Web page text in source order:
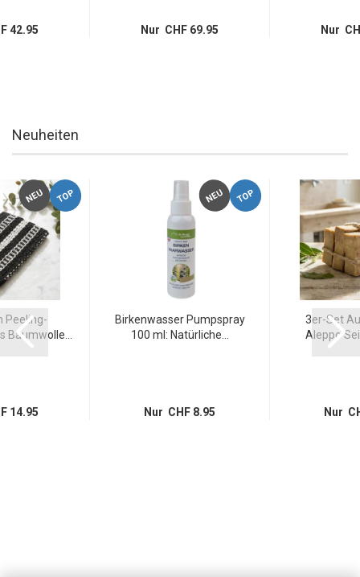
42.95 Nur CHF 69.95 Nur
Neuheiten
NEU TOP
Peeling-
Baumwolle...
14.95
NEU TOP
Birkenwasser Pumpspray
100 ml: Natürliche...
Nur CHF 8.95
3er-Set
Aleppo
Nur